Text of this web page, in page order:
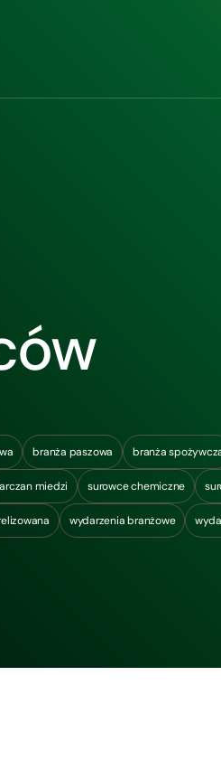
branża paszowa branża
miedzi surowce chemiczne
wydarzenia branżowe